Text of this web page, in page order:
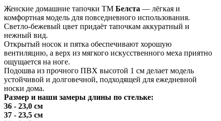
Женские домашние тапочки ТМ Белста — лёгкая и
комфортная модель для повседневного использования.
Светло-бежевый цвет придаёт тапочкам аккуратный и
нежный вид.
Открытый носок и пятка обеспечивают хорошую
вентиляцию, а верх из мягкого искусственного меха приятно
ощущается на ноге.
Подошва из прочного ПВХ высотой 1 см делает модель
устойчивой и долговечной, подходящей для ежедневной
носки дома.
Размер и наши замеры длины по стельке:
36 - 23,0 см
37 - 23,5 см